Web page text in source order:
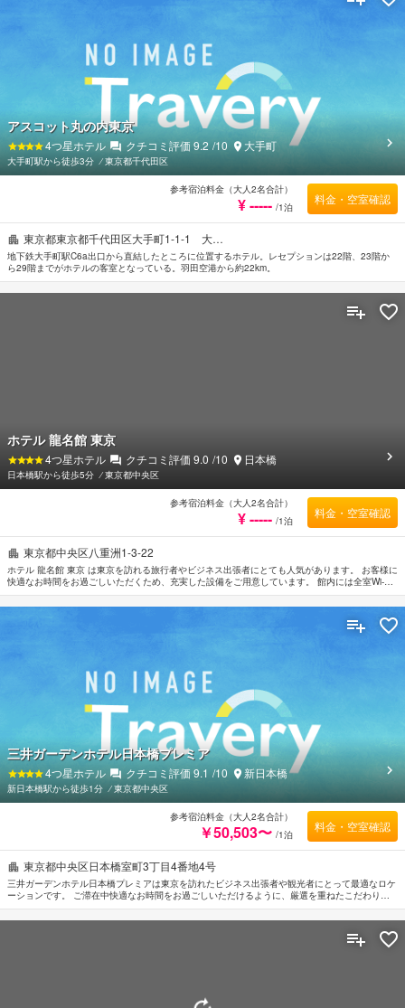
東京都東京都千代田区大手町1-1-1 大…
地下鉄大手町駅C6a出口から直結したところに位置するホテル。レセプションは22階、23階か
ら29階までがホテルの客室となっている。羽田空港から約22km。
アスコット丸の内東京
4つ星ホテル クチコミ評価9.2 /10 大手町
大手町駅から徒歩3分 ⁄東京都千代田区
参考宿泊料金（大人2名合計）
¥ ----- /1泊
料金・空室確認
東京都中央区八重洲1-3-22
ホテル 龍名館 東京 は東京を訪れる旅行者やビジネス出張者にとても人気があります。 お客様に
快適なお時間をお過ごしいただくため、充実した設備をご用意しています。 館内には全室Wi-Fi
無料, 24時間セキュリティ, 清掃（毎日）, コインランドリー, コピー機などの施設をご用意して
います。 客室には快適な睡眠をサポートするよう設備が整えてあります。薄型TV, ワイヤレス
インターネット, 無料ワイヤレス インターネット, 禁煙ルーム, エアコンなどを備えた客室もご用
意しています。 マッサージなどのリラクゼーション施設をご満喫ください。 行き届いたサービ
ホテル 龍名館 東京
4つ星ホテル クチコミ評価9.0 /10 日本橋
日本橋駅から徒歩5分 ⁄東京都中央区
参考宿泊料金（大人2名合計）
¥ ----- /1泊
料金・空室確認
東京都中央区日本橋室町3丁目4番地4号
三井ガーデンホテル日本橋プレミアは東京を訪れたビジネス出張者や観光者にとって最適なロケ
ーションです。 ご滞在中快適なお時間をお過ごしいただけるように、厳選を重ねたこだわりの
アメニティをご用意しております。 全室Wi-Fi無料, 24時間セキュリティ, 清掃（毎日）, 車椅子
OK, 24時間対応フロントデスクなどの館内施設を思う存分ご活用ください。 贅沢なインテリア
と便利なアメニティを各お部屋に整えております。 当施設ではさまざまなレクリエーションを
ご体験いただけます。 三井ガーデンホテル日本橋プレミアは、東京観光は大変便利なロケーシ
三井ガーデンホテル日本橋プレミア
4つ星ホテル クチコミ評価9.1 /10 新日本橋
新日本橋駅から徒歩1分 ⁄東京都中央区
参考宿泊料金（大人2名合計）
￥50,503〜 /1泊
料金・空室確認